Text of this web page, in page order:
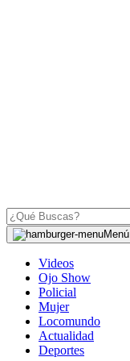
Menú
Videos
Ojo Show
Policial
Mujer
Locomundo
Actualidad
Deportes